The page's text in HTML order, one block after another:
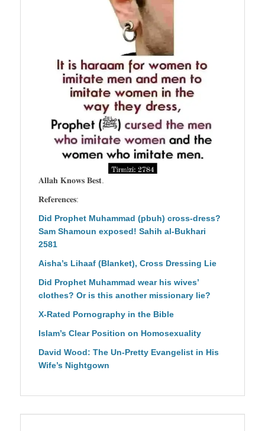
𝐀𝐥𝐥𝐚𝐡 𝐊𝐧𝐨𝐰𝐬 𝐁𝐞𝐬𝐭.
𝐑𝐞𝐟𝐞𝐫𝐞𝐧𝐜𝐞𝐬:
Did Prophet Muhammad (pbuh) cross-dress?
Sam Shamoun exposed! Sahih al-Bukhari
2581
Aisha’s Lihaaf (Blanket), Cross Dressing Lie
Did Prophet Muhammad wear his wives’
clothes? Or is this another missionary lie?
X-Rated Pornography in the Bible
Islam’s Clear Position on Homosexuality
David Wood: The Un-Pretty Evangelist in His
Wife’s Nightgown